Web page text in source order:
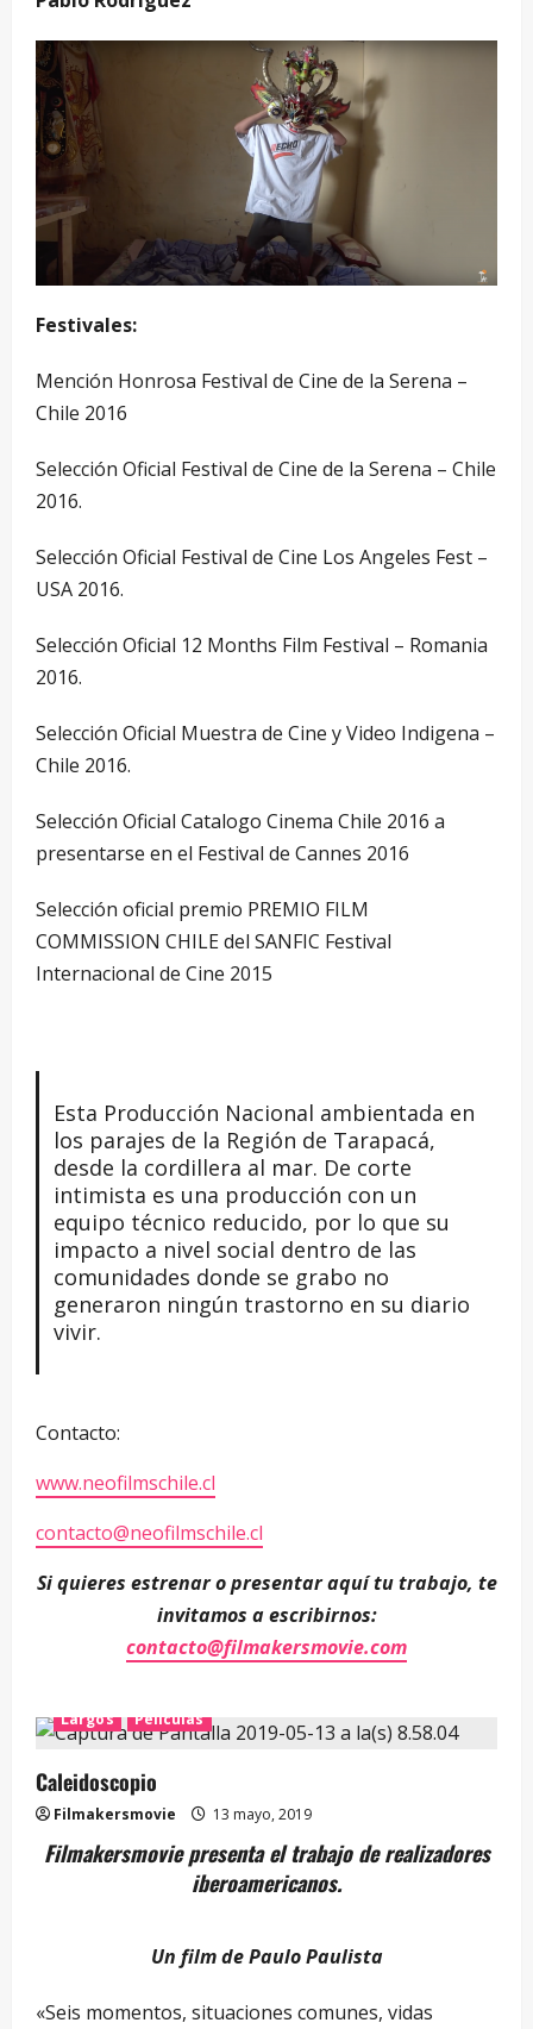
Festivales:
Mención Honrosa Festival de Cine de la Serena –
Chile 2016
Selección Oficial Festival de Cine de la Serena – Chile
2016.
Selección Oficial Festival de Cine Los Angeles Fest –
USA 2016.
Selección Oficial 12 Months Film Festival – Romania
2016.
Selección Oficial Muestra de Cine y Video Indigena –
Chile 2016.
Selección Oficial Catalogo Cinema Chile 2016 a
presentarse en el Festival de Cannes 2016
Selección oficial premio PREMIO FILM
COMMISSION CHILE del SANFIC Festival
Internacional de Cine 2015
Esta Producción Nacional ambientada en
los parajes de la Región de Tarapacá,
desde la cordillera al mar. De corte
intimista es una producción con un
equipo técnico reducido, por lo que su
impacto a nivel social dentro de las
comunidades donde se grabo no
generaron ningún trastorno en su diario
vivir.
Contacto:
www.neofilmschile.cl
contacto@neofilmschile.cl
Si quieres estrenar o presentar aquí tu trabajo, te
invitamos a escribirnos:
contacto@filmakersmovie.com
Largos Películas
Caleidoscopio
Filmakersmovie 13 mayo, 2019
Filmakersmovie presenta el trabajo de realizadores
iberoamericanos.
Un film de Paulo Paulista
«Seis momentos, situaciones comunes, vidas